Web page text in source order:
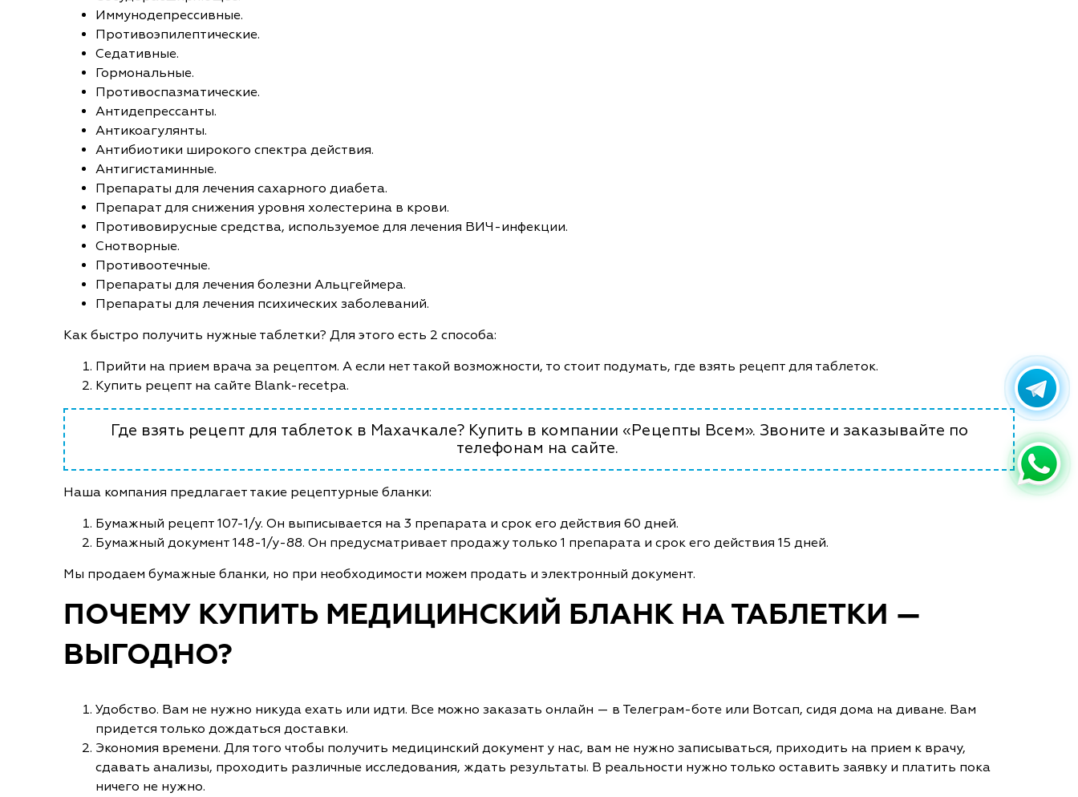
Иммунодепрессивные.
Противоэпилептические.
Седативные.
Гормональные.
Противоспазматические.
Антидепрессанты.
Антикоагулянты.
Антибиотики широкого спектра действия.
Антигистаминные.
Препараты для лечения сахарного диабета.
Препарат для снижения уровня холестерина в крови.
Противовирусные средства, используемое для лечения ВИЧ-инфекции.
Снотворные.
Противоотечные.
Препараты для лечения болезни Альцгеймера.
Препараты для лечения психических заболеваний.
Как быстро получить нужные таблетки? Для этого есть 2 способа:
Прийти на прием врача за рецептом. А если нет такой возможности, то стоит подумать, где взять рецепт для таблеток.
Купить рецепт на сайте Blank-recetpa.
Где взять рецепт для таблеток в Махачкале? Купить в компании «Рецепты Всем». Звоните и заказывайте по
телефонам на сайте.
Наша компания предлагает такие рецептурные бланки:
Бумажный рецепт 107-1/у. Он выписывается на 3 препарата и срок его действия 60 дней.
Бумажный документ 148-1/у-88. Он предусматривает продажу только 1 препарата и срок его действия 15 дней.
Мы продаем бумажные бланки, но при необходимости можем продать и электронный документ.
ПОЧЕМУ КУПИТЬ МЕДИЦИНСКИЙ БЛАНК НА ТАБЛЕТКИ —
ВЫГОДНО?
Удобство. Вам не нужно никуда ехать или идти. Все можно заказать онлайн — в Телеграм-боте или Вотсап, сидя дома на диване. Вам
придется только дождаться доставки.
Экономия времени. Для того чтобы получить медицинский документ у нас, вам не нужно записываться, приходить на прием к врачу,
сдавать анализы, проходить различные исследования, ждать результаты. В реальности нужно только оставить заявку и платить пока
ничего не нужно.